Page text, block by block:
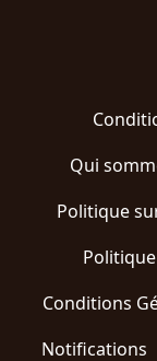
Qui
Politique
Conditions
Notifications